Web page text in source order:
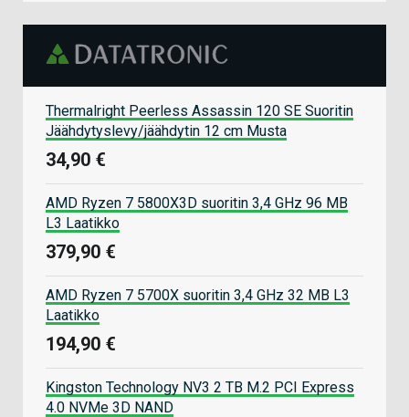
Thermalright Peerless Assassin 120 SE Suoritin
Jäähdytyslevy/jäähdytin 12 cm Musta
34,90 €
AMD Ryzen 7 5800X3D suoritin 3,4 GHz 96 MB
L3 Laatikko
379,90 €
AMD Ryzen 7 5700X suoritin 3,4 GHz 32 MB L3
Laatikko
194,90 €
Kingston Technology NV3 2 TB M.2 PCI Express
4.0 NVMe 3D NAND